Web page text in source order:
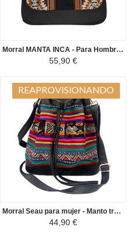
Morral MANTA INCA - Para Hombre Patrón étnico - Negro / Marron
55,90 €
REAPROVISIONANDO
Morral Seau para mujer - Manto tradicional Amazonía Peruana - Verde y Colorines/Negro
44,90 €